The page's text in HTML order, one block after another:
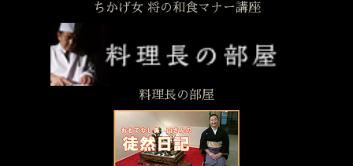
ちかげ女 将の和食マナー講座
料理長の部屋